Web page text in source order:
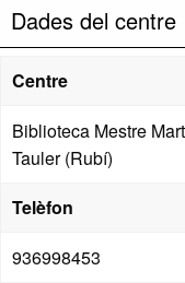
Dades del centre
Centre
Biblioteca Mestre
Tauler (Rubí)
Telèfon
936998453